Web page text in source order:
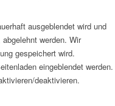
ausgeblendet wird und
werden. Wir
gespeichert wird.
eingeblendet werden.
deaktivieren.